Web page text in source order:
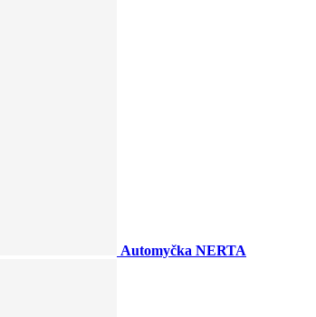
Automyčka NERTA